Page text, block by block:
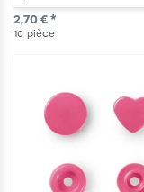
marron foncé - 10
2,70 € *
10 pièce